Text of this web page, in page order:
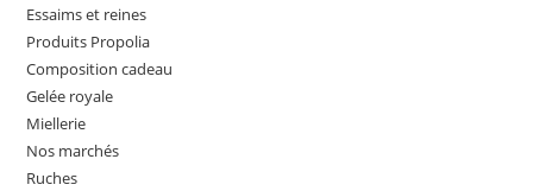
Essaims et reines
Produits Propolia
Composition cadeau
Gelée royale
Miellerie
Nos marchés
Ruches